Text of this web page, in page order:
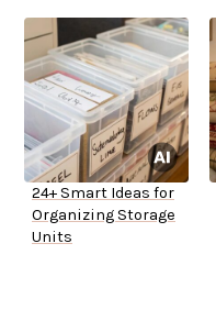
24+ Smart Ideas for
Organizing Storage
Units